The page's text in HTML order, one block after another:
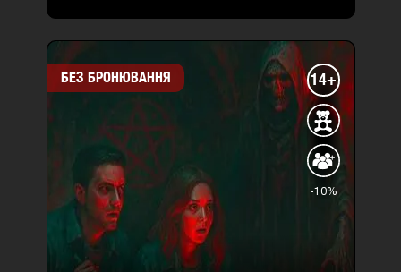
БЕЗ БРОНЮВАННЯ 14+
-10%